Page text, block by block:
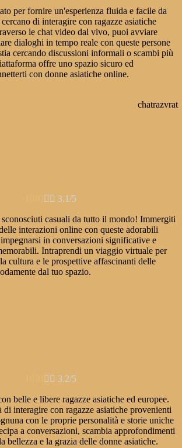
per fornire un'esperienza fluida e facile da
di interagire con ragazze asiatiche
le chat video dal vivo, puoi avviare
dialoghi in tempo reale con queste persone
cercando discussioni informali o scambi più
offre uno spazio sicuro ed
con donne asiatiche online.
     3.1/5
casuali da tutto il mondo! Immergiti
interazioni online con queste adorabili
in conversazioni significative e
Intraprendi un viaggio virtuale per
cultura e le prospettive affascinanti delle
dal tuo spazio.
     3.2/5
belle e libere ragazze asiatiche ed europee.
interagire con ragazze asiatiche provenienti
con le proprie personalità e storie uniche
a conversazioni, scambia approfondimenti
bellezza e la grazia delle donne asiatiche.